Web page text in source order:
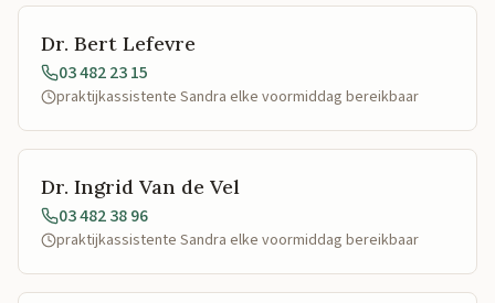
Dr. Bert Lefevre
03 482 23 15
praktijkassistente Sandra elke voormiddag bereikbaar
Dr. Ingrid Van de Vel
03 482 38 96
praktijkassistente Sandra elke voormiddag bereikbaar